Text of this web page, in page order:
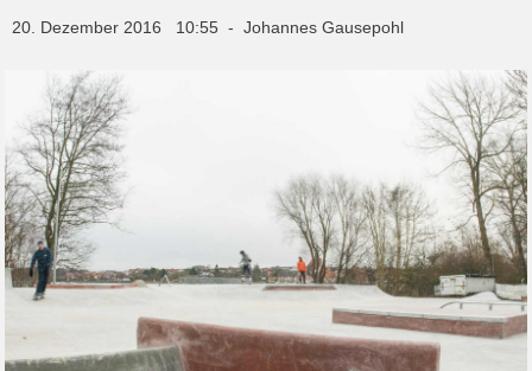
20. Dezember 2016 10:55 - Johannes Gausepohl